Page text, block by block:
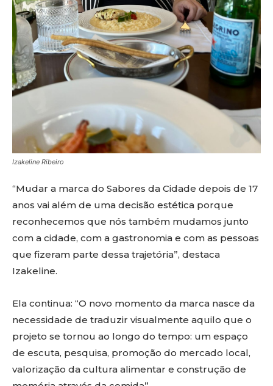
Izakeline Ribeiro
“Mudar a marca do Sabores da Cidade depois de 17
anos vai além de uma decisão estética porque
reconhecemos que nós também mudamos junto
com a cidade, com a gastronomia e com as pessoas
que fizeram parte dessa trajetória”, destaca
Izakeline.
Ela continua: “O novo momento da marca nasce da
necessidade de traduzir visualmente aquilo que o
projeto se tornou ao longo do tempo: um espaço
de escuta, pesquisa, promoção do mercado local,
valorização da cultura alimentar e construção de